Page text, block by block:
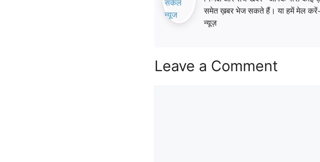
समेत ख़बर भेज सकते हैं। या हमें मेल करें-
न्यूज़
Leave a Comment